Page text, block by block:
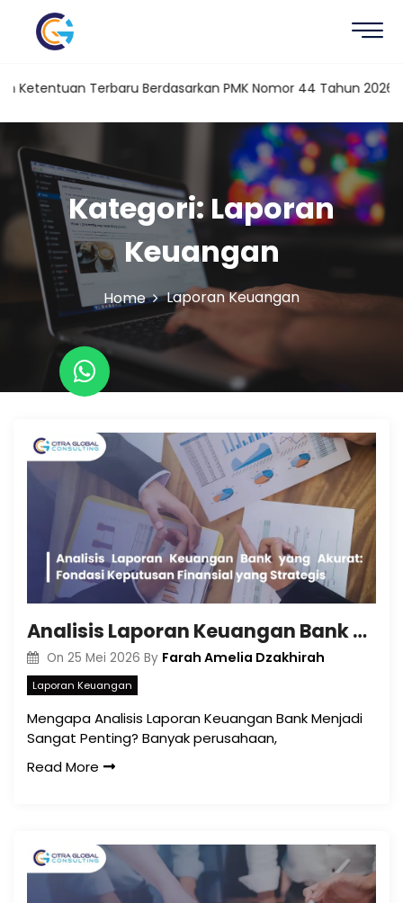
Terbaru Berdasarkan PMK Nomor 44 Tahun 2026
Kategori:Laporan
Keuangan
Home Laporan Keuangan
Analisis Laporan Keuangan Bank yang Akurat: Fondasi Keputusan Finansial yang Strategis
On 25 Mei 2026 By Farah Amelia Dzakhirah
Laporan Keuangan
Mengapa Analisis Laporan Keuangan Bank Menjadi
Sangat Penting? Banyak perusahaan,
Read More